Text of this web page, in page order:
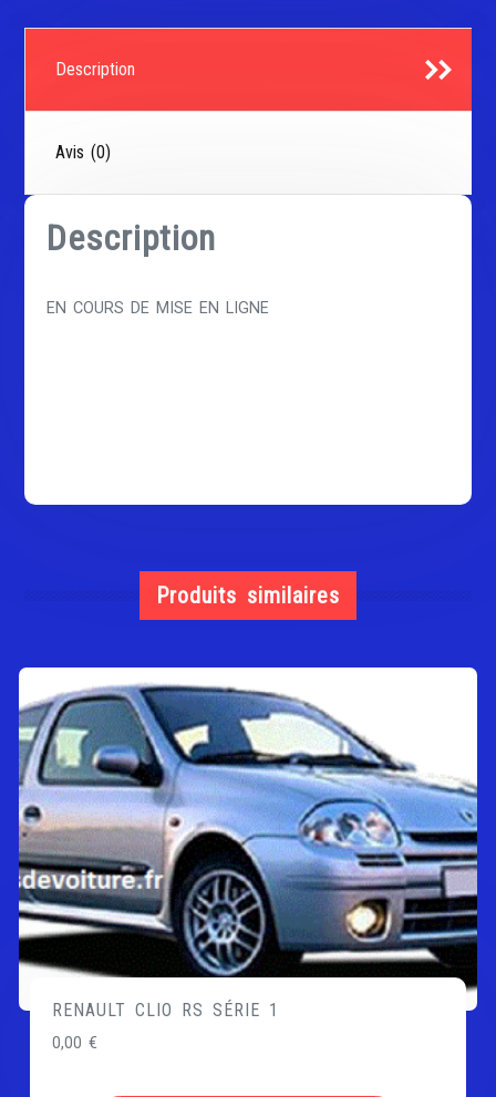
Description
Avis (0)
Description
EN COURS DE MISE EN LIGNE
Produits similaires
RENAULT CLIO RS SÉRIE 1
0,00€